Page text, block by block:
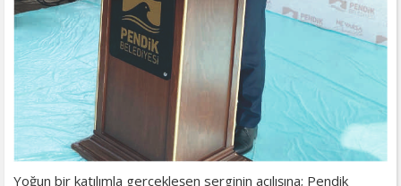
Yoğun bir katılımla gerçekleşen serginin açılışına; Pendik